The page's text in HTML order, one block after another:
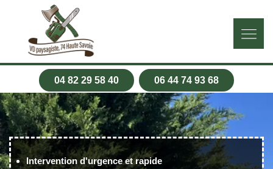
04 82 29 58 40 06 44 74 93 68
Intervention d'urgence et rapide